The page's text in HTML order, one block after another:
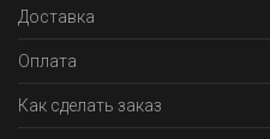
Доставка
Оплата
Как сделать заказ